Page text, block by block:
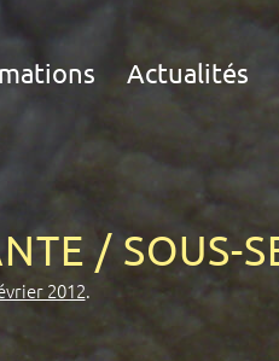
Actualités
/ SOUS-
2012.